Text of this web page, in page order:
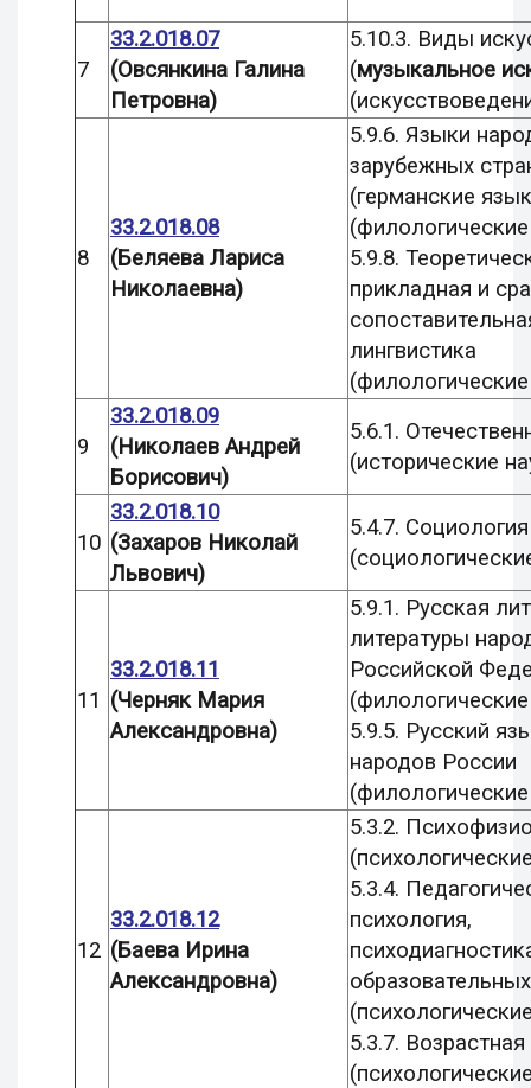
7
33.2.018.07
(Овсянкина Галина
Петровна)
5.10.3. Виды
(музыкальное
8
33.2.018.08
(Беляева Лариса
Николаевна)
5.9.6. Языки
зарубежных
(германские
5.9.8.
прикладная и
лингвистика
9
33.2.018.09
(Николаев Андрей
Борисович)
5.6.1.
(исторические
10
33.2.018.10
(Захаров Николай
Львович)
5.4.7.
11
33.2.018.11
(Черняк Мария
Александровна)
5.9.1. Русская
литературы
Российской
5.9.5. Русский
народов России
12
33.2.018.12
(Баева Ирина
Александровна)
5.3.2.
5.3.4.
психология,
5.3.7.